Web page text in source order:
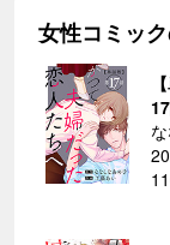
女性コミッ